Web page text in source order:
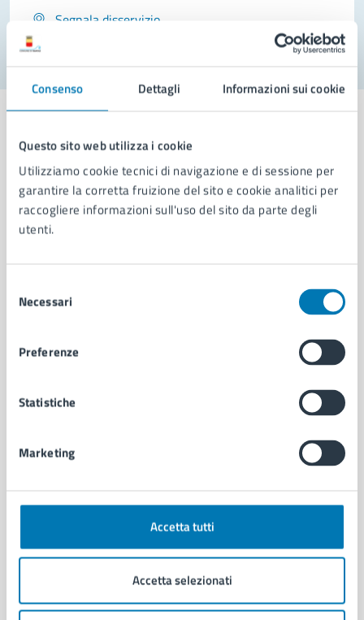
Consenso Dettagli Informazioni sui cookie
Questo sito web utilizza i cookie
Utilizziamo cookie tecnici di navigazione e di sessione per
garantire la corretta fruizione del sito e cookie analitici per
raccogliere informazioni sull'uso del sito da parte degli
utenti.
delNecessari
Preferenze
Statistiche
Marketing
Accetta tutti
Accetta selezionati
Segnala disservizio
Comune di Napoli
AMMINISTRAZIONE
Municipalità
Uffici
Politici
Intranet, posta aziendale e protocollo
CATEGORIE DI SERVIZIO
Anagrafe e stato civile
Cultura e tempo libero
Documenti e certificati
Educazione e formazione
Giustizia e sicurezza pubblica